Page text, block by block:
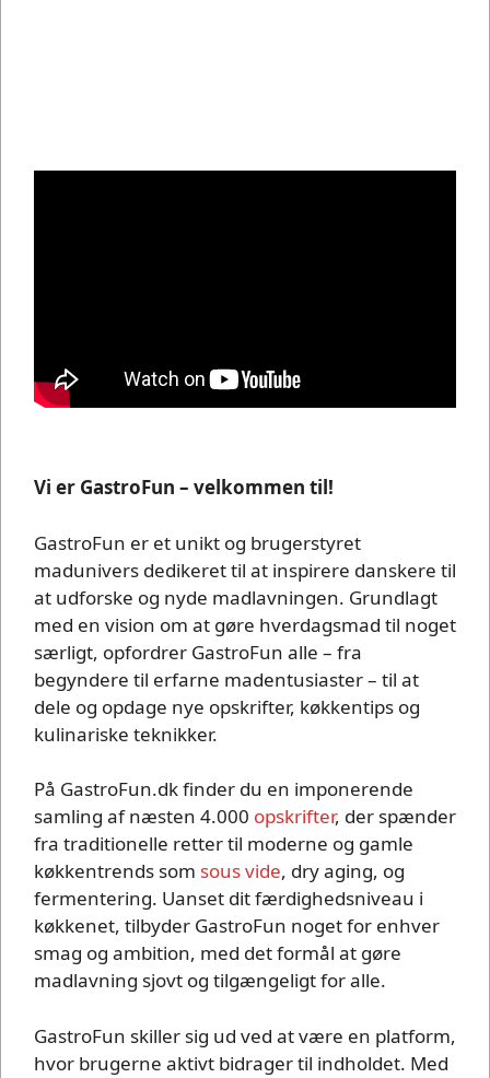
Vi er GastroFun – velkommen til!
GastroFun er et unikt og brugerstyret
madunivers dedikeret til at inspirere danskere til
at udforske og nyde madlavningen. Grundlagt
med en vision om at gøre hverdagsmad til noget
særligt, opfordrer GastroFun alle – fra
begyndere til erfarne madentusiaster – til at
dele og opdage nye opskrifter, køkkentips og
kulinariske teknikker.
På GastroFun.dk finder du en imponerende
samling af næsten 4.000 opskrifter, der spænder
fra traditionelle retter til moderne og gamle
køkkentrends som sous vide, dry aging, og
fermentering. Uanset dit færdighedsniveau i
køkkenet, tilbyder GastroFun noget for enhver
smag og ambition, med det formål at gøre
madlavning sjovt og tilgængeligt for alle.
GastroFun skiller sig ud ved at være en platform,
hvor brugerne aktivt bidrager til indholdet. Med